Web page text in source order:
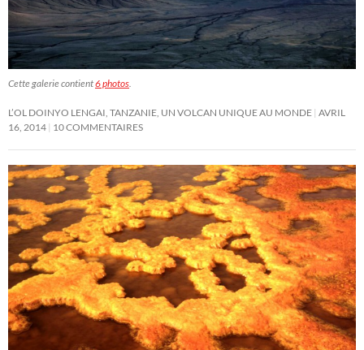
Cette galerie contient6 photos.
L’OL DOINYO LENGAI, TANZANIE, UN VOLCAN UNIQUE AU MONDE AVRIL
16, 2014 10 COMMENTAIRES